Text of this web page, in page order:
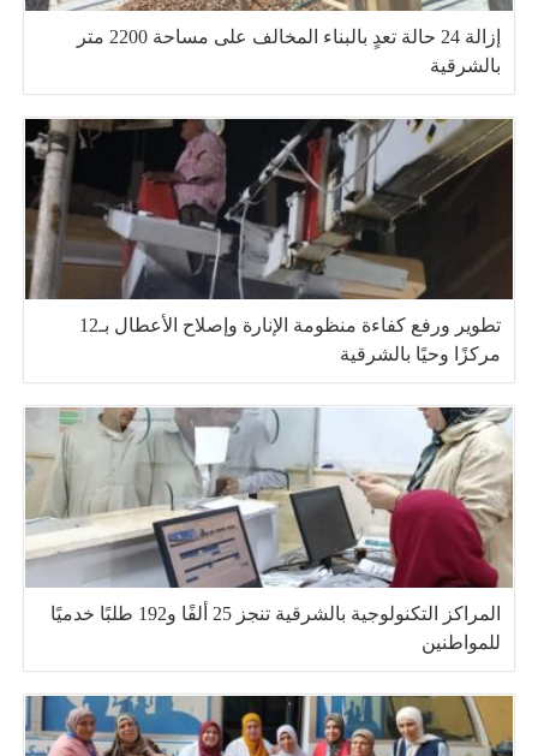
إزالة 24 حالة تعدٍ بالبناء المخالف على مساحة 2200 متر
بالشرقية
تطوير ورفع كفاءة منظومة الإنارة وإصلاح الأعطال بـ12
مركزًا وحيًا بالشرقية
المراكز التكنولوجية بالشرقية تنجز 25 ألفًا و192 طلبًا خدميًا
للمواطنين